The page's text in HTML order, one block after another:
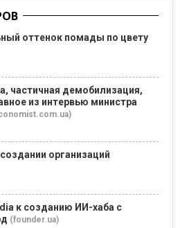
оттенок помады по цвету
частичная демобилизация,
из интервью министра
организаций
к созданию ИИ-хаба с
(founder.ua)